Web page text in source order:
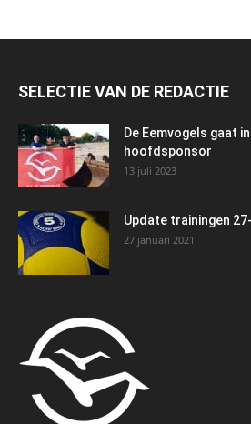
SELECTIE VAN DE REDACTIE
De Eemvogels gaat
hoofdsponsor
13 juli 2023
Update trainingen
27 januari 2021